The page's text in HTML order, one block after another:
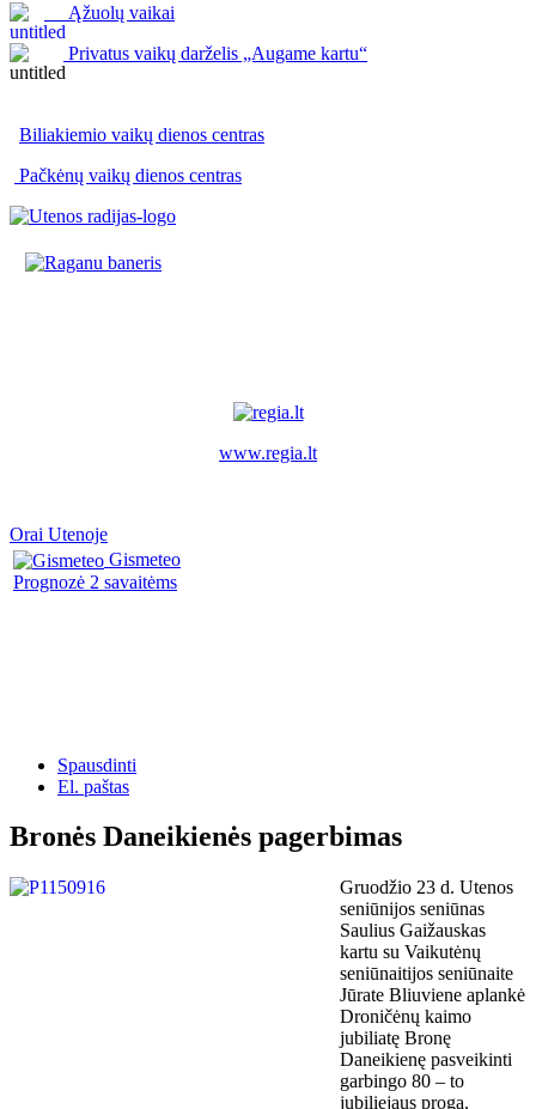
Ąžuolų vaikai
Privatus vaikų darželis „Augame kartu“
Biliakiemio vaikų dienos centras
Pačkėnų vaikų dienos centras
www.regia.lt
Orai Utenoje
Gismeteo
Prognozė 2 savaitėms
Spausdinti
El. paštas
Bronės Daneikienės pagerbimas
Gruodžio 23 d. Utenos
seniūnijos seniūnas
Saulius Gaižauskas
kartu su Vaikutėnų
seniūnaitijos seniūnaite
Jūrate Bliuviene aplankė
Droničėnų kaimo
jubiliatę Bronę
Daneikienę pasveikinti
garbingo 80 – to
jubiliejaus proga.